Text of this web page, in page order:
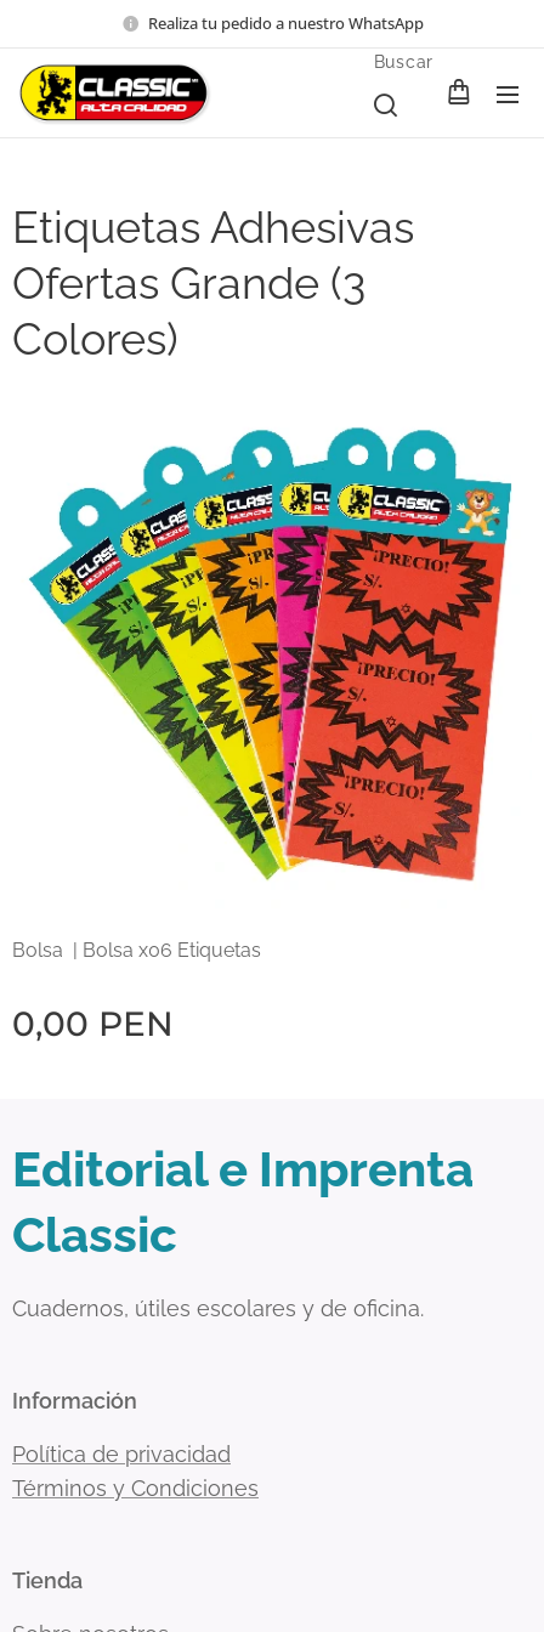
Realiza tu pedido a nuestro WhatsApp
Buscar
Etiquetas Adhesivas
Ofertas Grande (3
Colores)
Bolsa | Bolsa x06 Etiquetas
0,00 PEN
Editorial e Imprenta
Classic
Cuadernos, útiles escolares y de oficina.
Información
Política de privacidad
Términos y Condiciones
Tienda